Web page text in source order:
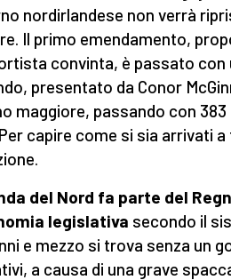
nordirlandese non verrà
Il primo emendamento,
convinta, è passato con
presentato da Conor
maggiore, passando con 383
capire come si sia arrivati
del Nord fa parte del
legislativa secondo il
e mezzo si trova senza un
a causa di una grave